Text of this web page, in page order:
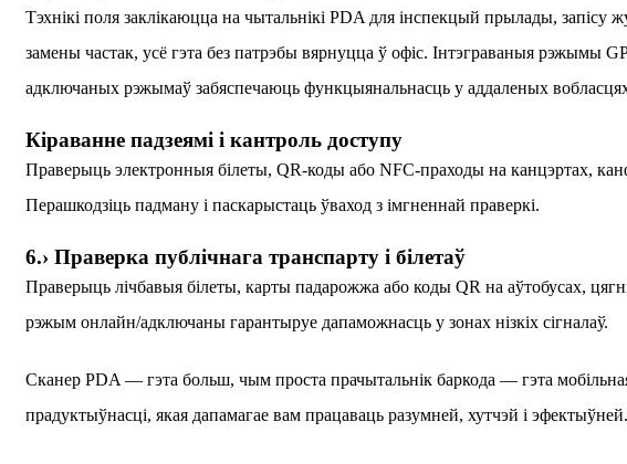
Тэхнікі поля заклікаюцца на чытальнікі PDA для інспекцый прылады, запісу
замены частак, усё гэта без патрэбы вярнуцца ў офіс. Інтэграваныя рэжымы
адключаных рэжымаў забяспечаюць функцыянальнасць у аддаленых
Кіраванне падзеямі і кантроль доступу
Праверыць электронныя білеты, QR-коды або NFC-праходы на канцэртах,
Перашкодзіць падману і паскарыстаць ўваход з імгненнай праверкі.
6.› Праверка публічнага транспарту і білетаў
Праверыць лічбавыя білеты, карты падарожжа або коды QR на аўтобусах,
рэжым онлайн/адключаны гарантыруе дапаможнасць у зонах нізкіх сігналаў.
Сканер PDA — гэта больш, чым проста прачытальнік баркода — гэта
прадуктыўнасці, якая дапамагае вам працаваць разумней, хутчэй і эфектыўней.